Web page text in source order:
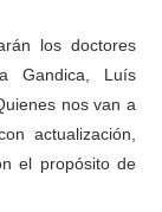
los doctores
Gandica, Luís
nos van a
actualización,
el propósito de